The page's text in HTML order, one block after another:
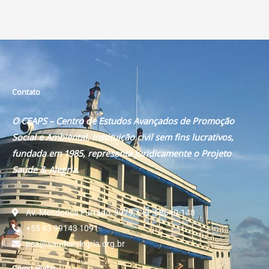
Contato
O CEAPS – Centro de Estudos Avançados de Promoção
Social e Ambiental, instituição civil sem fins lucrativos,
fundada em 1985, representa juridicamente o Projeto
Saúde & Alegria.
Av. Mendonça Furtado, 3979, CEP 68040-148
+55 93 99143 1091
psa@saudeealegria.org.br